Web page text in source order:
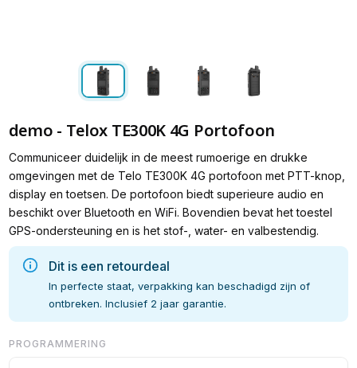
demo - Telox TE300K 4G Portofoon
Communiceer duidelijk in de meest rumoerige en drukke
omgevingen met de Telo TE300K 4G portofoon met PTT-knop,
display en toetsen. De portofoon biedt superieure audio en
beschikt over Bluetooth en WiFi. Bovendien bevat het toestel
GPS-ondersteuning en is het stof-, water- en valbestendig.
Dit is een retourdeal
In perfecte staat, verpakking kan beschadigd zijn of
ontbreken. Inclusief 2 jaar garantie.
PROGRAMMERING